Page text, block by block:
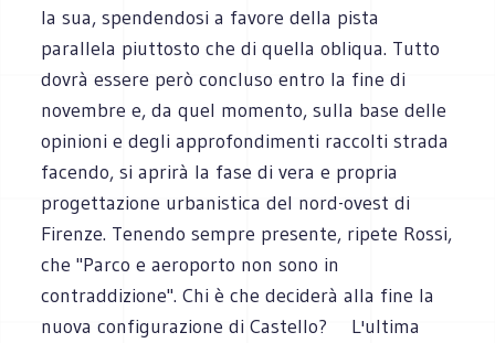
la sua, spendendosi a favore della pista
parallela piuttosto che di quella obliqua. Tutto
dovrà essere però concluso entro la fine di
novembre e, da quel momento, sulla base delle
opinioni e degli approfondimenti raccolti strada
facendo, si aprirà la fase di vera e propria
progettazione urbanistica del nord-ovest di
Firenze. Tenendo sempre presente, ripete Rossi,
che "Parco e aeroporto non sono in
contraddizione". Chi è che deciderà alla fine la
nuova configurazione di Castello? L'ultima